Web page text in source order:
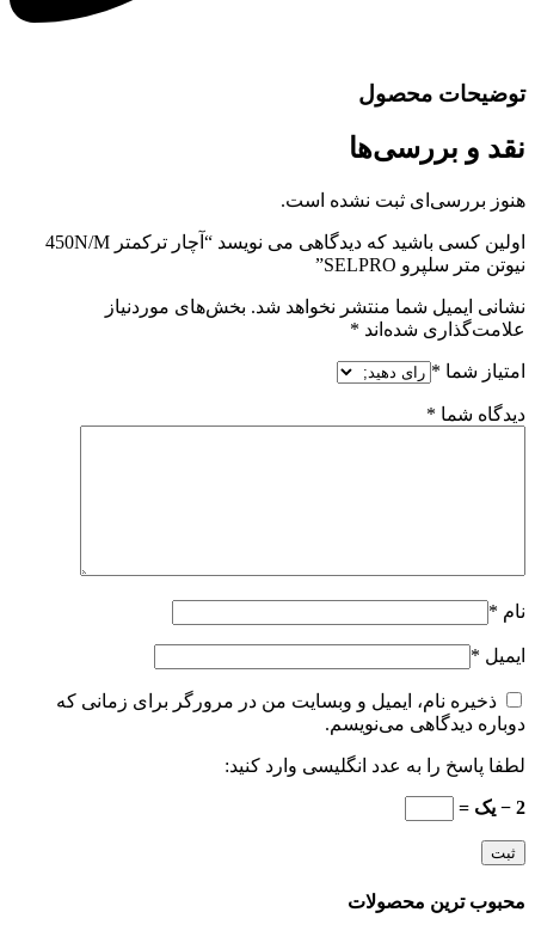
توضیحات محصول
نقد و بررسی‌ها
هنوز بررسی‌ای ثبت نشده است.
اولین کسی باشید که دیدگاهی می نویسد “آچار ترکمتر 450N/M
نیوتن متر سلپرو SELPRO”
نشانی ایمیل شما منتشر نخواهد شد. بخش‌های موردنیاز
علامت‌گذاری شده‌اند *
امتیاز شما *
دیدگاه شما *
نام *
ایمیل *
ذخیره نام، ایمیل و وبسایت من در مرورگر برای زمانی که
دوباره دیدگاهی می‌نویسم.
لطفا پاسخ را به عدد انگلیسی وارد کنید:
2 − یک =
محبوب ترین محصولات